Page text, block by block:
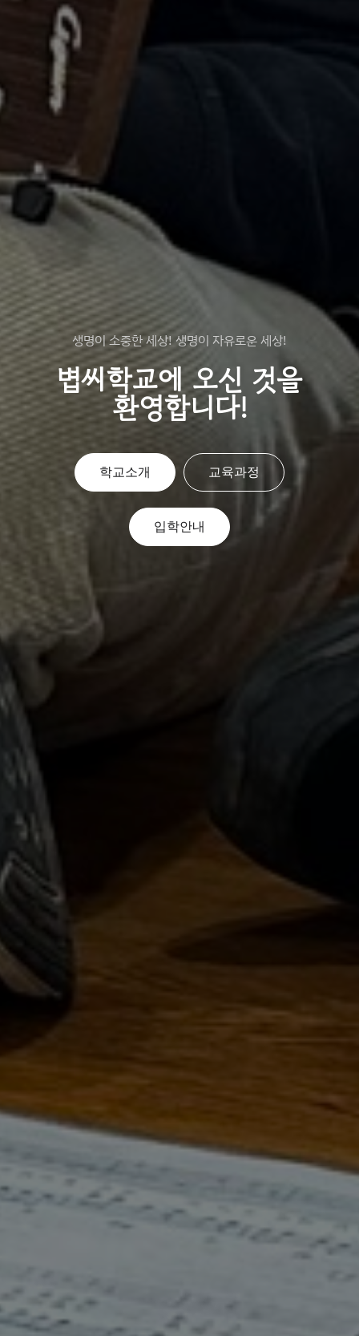
생명이 소중한 세상! 생명이 자유로운 세상!
볍씨학교에 오신 것을
환영합니다!
학교소개 교육과정
입학안내